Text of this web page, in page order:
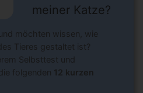
meiner Katze?
möchten wissen, wie
Tieres gestaltet ist?
Selbsttest und
folgenden 12 kurzen